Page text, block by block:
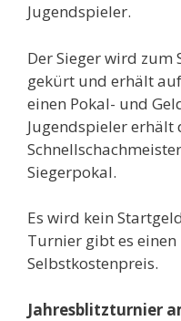
Jugendspieler.
Der Sieger wird zum
gekürt und erhält
einen Pokal- und
Jugendspieler erhält
Siegerpokal.
Es wird kein
Turnier gibt es
Selbstkostenpreis.
Jahresblitzturnier